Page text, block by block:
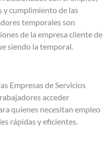
y cumplimiento de las
temporales son
de la empresa cliente de
siendo la temporal.
Empresas de Servicios
acceder
quienes necesitan empleo
rápidas y eficientes.